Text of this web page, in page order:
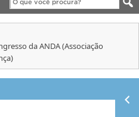
da ANDA (Associação